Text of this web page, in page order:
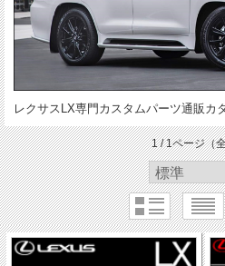
レクサスLX専門カスタムパーツ通販カ
1 / 1ページ（